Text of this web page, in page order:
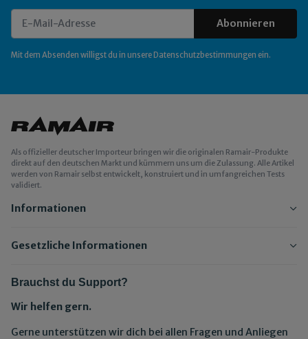
Abonnieren
Mit dem Absenden willigst du in unsere Datenschutzbestimmungen ein.
Als offizieller deutscher Importeur bringen wir die originalen Ramair-Produkte
direkt auf den deutschen Markt und kümmern uns um die Zulassung. Alle Artikel
werden von Ramair selbst entwickelt, konstruiert und in umfangreichen Tests
validiert.
Informationen
Gesetzliche Informationen
Brauchst du Support?
Wir helfen gern.
Gerne unterstützen wir dich bei allen Fragen und Anliegen